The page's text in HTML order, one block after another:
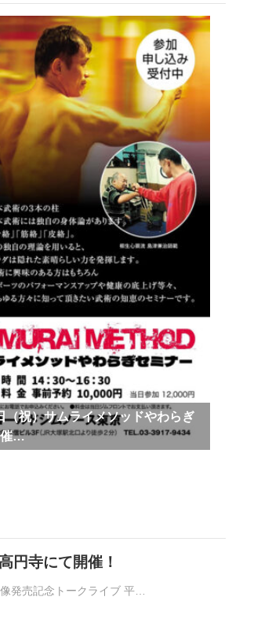
（祝）サムライメソッドやわらぎ
催…
円寺にて開催！
発売記念トークライブ 平…